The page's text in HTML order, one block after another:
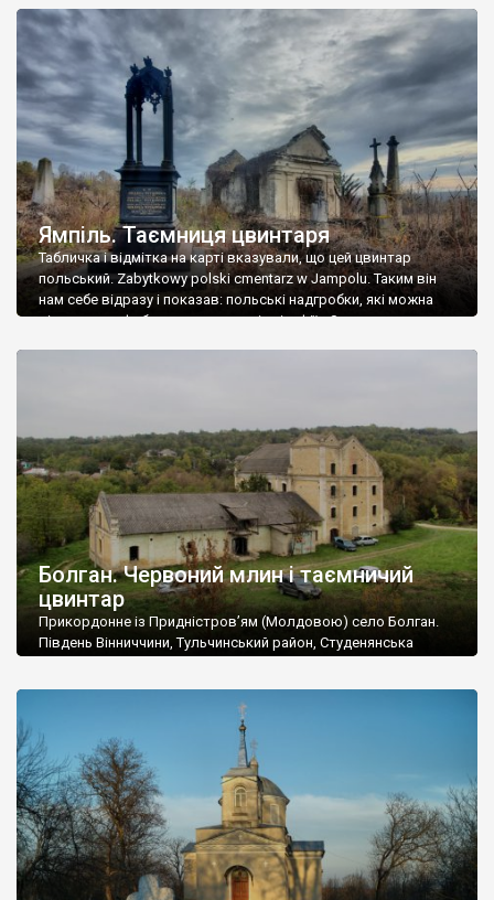
Ямпіль. Таємниця цвинтаря
Табличка і відмітка на карті вказували, що цей цвинтар
польський. Zabytkowy polski cmentarz w Jampolu. Таким він
нам себе відразу і показав: польські надгробки, які можна
віднести до фабричних, польські епітафії… Загалом цвинтар
Болган. Червоний млин і таємничий
цвинтар
Прикордонне із Придністров’ям (Молдовою) село Болган.
Південь Вінниччини, Тульчинський район, Студенянська
старовинний цвинтар із кам’яними хрестами. Всі епітафії, які
збереглися, написані кирилицею, церковнослов’янською
мовою. За всіма традиційними ознаками – цвинтар
український. Хрести датуються 19 століттям. У 1924-1940
роках Болган […]